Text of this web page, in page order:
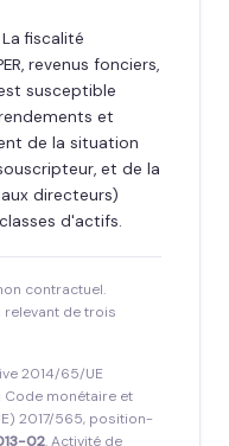
La fiscalité
revenus fonciers,
susceptible
et
de la situation
et de la
directeurs)
d'actifs.
contractuel.
de trois
2014/65/UE
Code monétaire et
2017/565, position-
02. Activité de